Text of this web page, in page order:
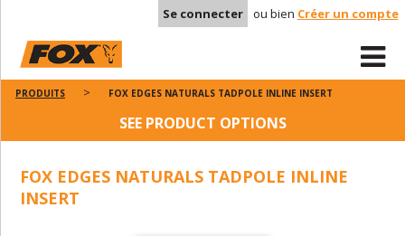
Se connecter ou bien Créer un compte
PRODUITS FOX EDGES NATURALS TADPOLE INLINE INSERT
SEE PRODUCT OPTIONS
FOX EDGES NATURALS TADPOLE INLINE
INSERT